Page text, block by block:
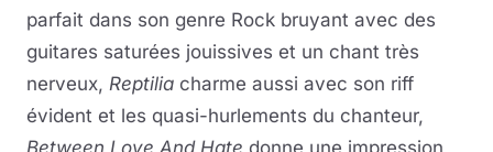
parfait dans son genre Rock bruyant avec des
guitares saturées jouissives et un chant très
nerveux, Reptilia charme aussi avec son riff
évident et les quasi-hurlements du chanteur,
Between Love And Hate donne une impression